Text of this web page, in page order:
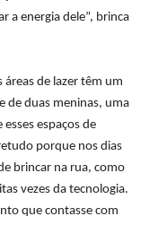
a energia dele”, brinca
áreas de lazer têm um
de duas meninas, uma
espaços de
porque nos dias
brincar na rua, como
vezes da tecnologia.
que contasse com